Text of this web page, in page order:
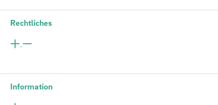
Rechtliches
Information